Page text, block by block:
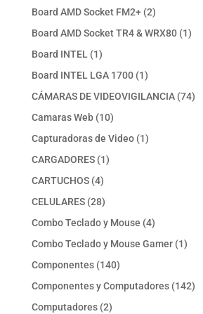
productos
Board AMD Socket FM2+ 22
productos
Board AMD Socket TR4 & WRX80 11
Board INTEL 11
producto
Board INTEL LGA 1700 11
producto
CÁMARAS DE VIDEOVIGILANCIA 7474
Camaras Web 1010
productos
Capturadoras de Video 11
CARGADORES 11
CARTUCHOS 44
productos
CELULARES 2828
productos
Combo Teclado y Mouse 44
productos
Combo Teclado y Mouse Gamer 11
Componentes 140140
productos
Componentes y Computadores 142142
Computadores 22